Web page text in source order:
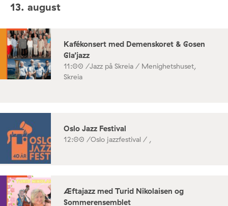
13. august
Kafékonsert med Demenskoret & Gosen
Gla’jazz
11:00 /Jazz på Skreia / Menighetshuset,
Skreia
Oslo Jazz Festival
12:00 /Oslo jazzfestival / ,
Æftajazz med Turid Nikolaisen og
Sommerensemblet